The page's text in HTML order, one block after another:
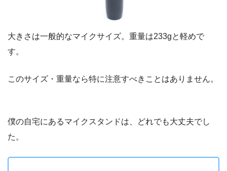
大きさは一般的なマイクサイズ。重量は233gと軽めで
す。
このサイズ・重量なら特に注意すべきことはありません。
僕の自宅にあるマイクスタンドは、どれでも大丈夫でし
た。